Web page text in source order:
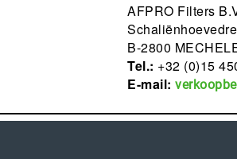
AFPRO Filters
B-2800
Tel.: +32 (0)15
E-mail: